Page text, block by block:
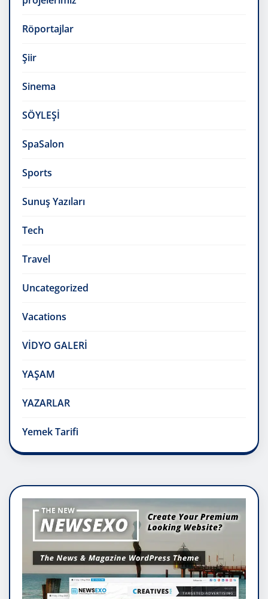
Röportajlar
Şiir
Sinema
SÖYLEŞİ
SpaSalon
Sports
Sunuş Yazıları
Tech
Travel
Uncategorized
Vacations
VİDYO GALERİ
YAŞAM
YAZARLAR
Yemek Tarifi